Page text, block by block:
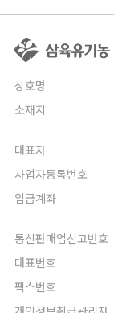
상호명
소재지
대표자
사업자등록번호
입금계좌
통신판매업신고번호
대표번호
팩스번호